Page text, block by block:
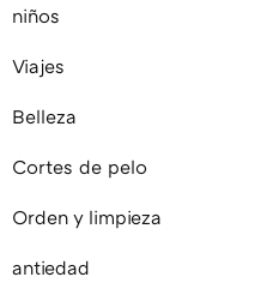
niños
Viajes
Belleza
Cortes de pelo
Orden y limpieza
antiedad